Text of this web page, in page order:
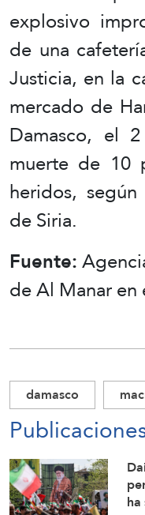
explosivo
de una
Justicia, en la
mercado de
Damasco, el
muerte de 10
heridos,
de Siria.
Fuente:
de Al Manar en
damasco